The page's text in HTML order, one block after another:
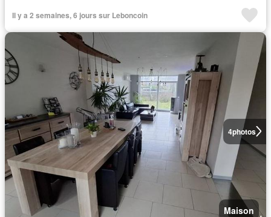
Il y a 2 semaines, 6 jours sur Leboncoin
4photos
Maison